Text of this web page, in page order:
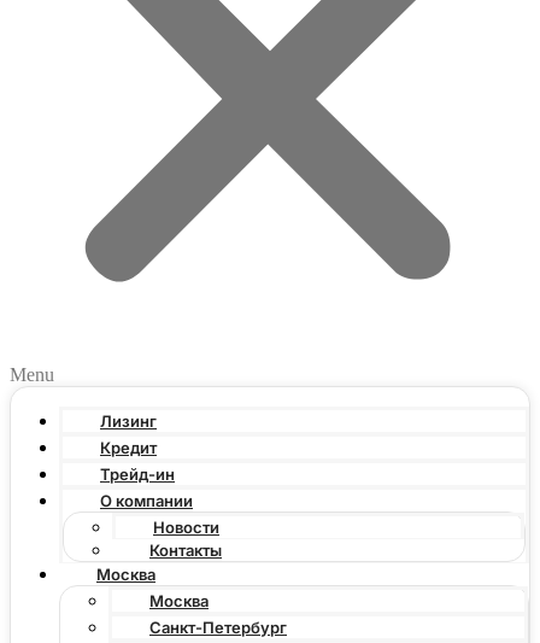
Menu
Лизинг
Кредит
Трейд-ин
О компании
Новости
Контакты
Москва
Москва
Санкт-Петербург